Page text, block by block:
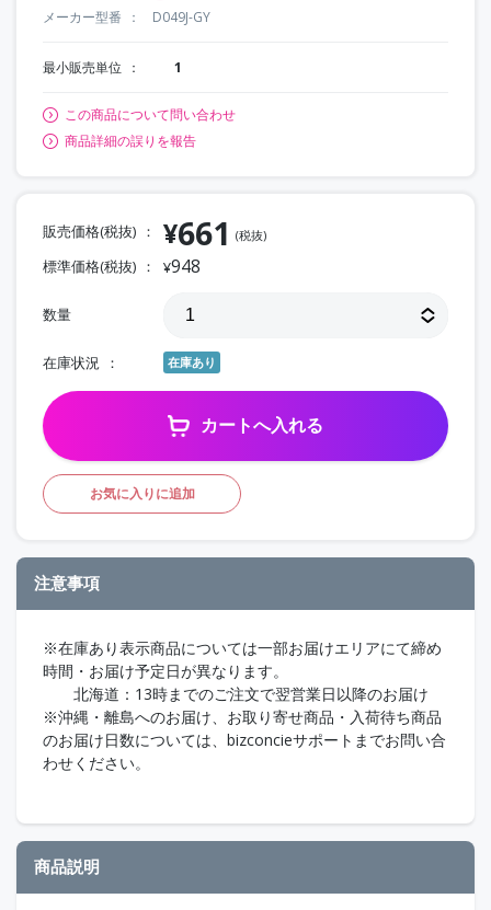
メーカー型番
D049J-GY
最小販売単位 1
この商品について問い合わせ
商品詳細の誤りを報告
販売価格(税抜) ¥661 (税抜)
標準価格(税抜) ¥948
数量
在庫状況 在庫あり
カートへ入れる
お気に入りに追加
注意事項
※在庫あり表示商品については一部お届けエリアにて締め
時間・お届け予定日が異なります。
北海道：13時までのご注文で翌営業日以降のお届け
※沖縄・離島へのお届け、お取り寄せ商品・入荷待ち商品
のお届け日数については、bizconcieサポートまでお問い合
わせください。
商品説明